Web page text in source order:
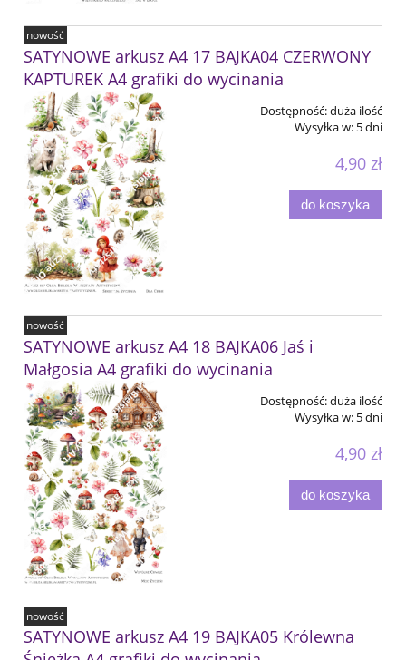
SATYNOWE arkusz A4 17 BAJKA04 CZERWONY
KAPTUREK A4 grafiki do wycinania
Dostępność:duża ilość
Wysyłka w: 5 dni
4,90 zł
do koszyka
nowość
SATYNOWE arkusz A4 18 BAJKA06 Jaś i
Małgosia A4 grafiki do wycinania
Dostępność:duża ilość
Wysyłka w: 5 dni
4,90 zł
do koszyka
nowość
SATYNOWE arkusz A4 19 BAJKA05 Królewna
nowość